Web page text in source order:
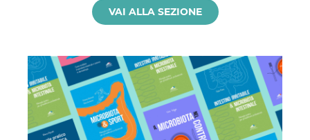
VAI ALLA SEZIONE